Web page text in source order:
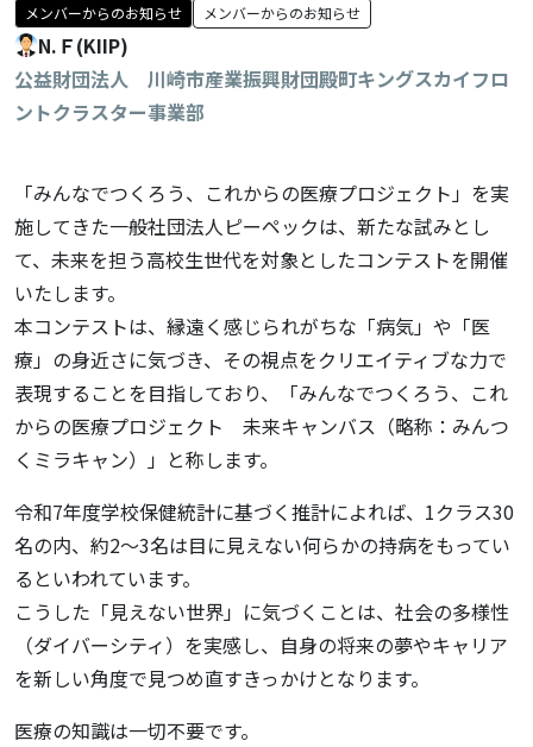
メンバーからのお知らせ メンバーからのお知らせ
N.Ｆ(KIIP)
公益財団法人 川崎市産業振興財団殿町キングスカイフロ
ントクラスター事業部
「みんなでつくろう、これからの医療プロジェクト」を実
施してきた一般社団法人ピーペックは、新たな試みとし
て、未来を担う高校生世代を対象としたコンテストを開催
いたします。
本コンテストは、縁遠く感じられがちな「病気」や「医
療」の身近さに気づき、その視点をクリエイティブな力で
表現することを目指しており、「みんなでつくろう、これ
からの医療プロジェクト 未来キャンバス（略称：みんつ
くミラキャン）」と称します。
令和7年度学校保健統計に基づく推計によれば、1クラス30
名の内、約2〜3名は目に見えない何らかの持病をもってい
るといわれています。
こうした「見えない世界」に気づくことは、社会の多様性
（ダイバーシティ）を実感し、自身の将来の夢やキャリア
を新しい角度で見つめ直すきっかけとなります。
医療の知識は一切不要です。